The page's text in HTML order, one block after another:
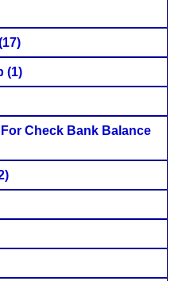
(1)
Check Bank Balance